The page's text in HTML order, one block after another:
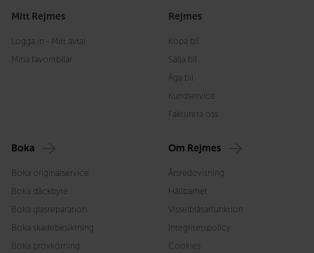
Mitt Rejmes
Logga in - Mitt avtal
Mina favoritbilar
Rejmes
Köpa bil
Sälja bil
Äga bil
Kundservice
Fakturera oss
Boka
Boka originalservice
Boka däckbyte
Boka glasreparation
Boka skadebesiktning
Boka provkörning
Om Rejmes
Årsredovisning
Hållbarhet
Visselblåsarfunktion
Integritetspolicy
Cookies